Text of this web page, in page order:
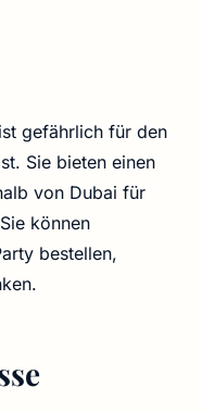
gefährlich für den
Sie bieten einen
von Dubai für
können
bestellen,